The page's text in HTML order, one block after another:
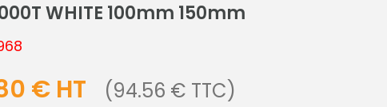
WHITE 100mm 150mm
€ HT (94.56 € TTC)